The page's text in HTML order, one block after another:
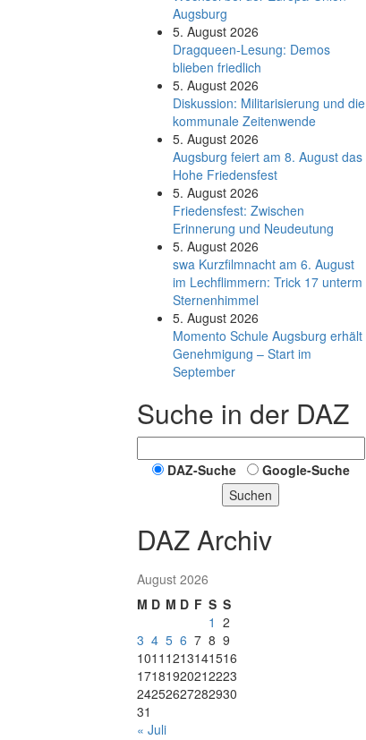
Augsburg
5. August 2026
Dragqueen-Lesung: Demos
blieben friedlich
5. August 2026
Diskussion: Mi­li­ta­ri­sie­rung und die
kommunale Zeitenwende
5. August 2026
Augsburg feiert am 8. August das
Hohe Friedensfest
5. August 2026
Friedensfest: Zwischen
Erinnerung und Neudeutung
5. August 2026
swa Kurz­film­nacht am 6. August
im Lech­flim­mern: Trick 17 unterm
Sternen­himmel
5. August 2026
Momento Schule Augsburg erhält
Genehmigung – Start im
September
Suche in der DAZ
DAZ-Suche
Google-Suche
Suchen
DAZ Archiv
August 2026
M D M D F S S
1 2
3 4 5 6 7 8 9
1011 1213141516
17181920212223
24252627282930
31
« Juli